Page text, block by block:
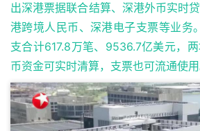
出深港票据联合结算、深港外币实时
港跨境人民币、深港电子支票等业务
支合计617.8万笔、9536.7亿美元，
币资金可实时清算，支票也可流通使用